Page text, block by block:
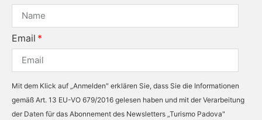
Email
Mit dem Klick auf „Anmelden" erklären Sie, dass Sie die Informationen
gemäß Art. 13 EU-VO 679/2016 gelesen haben und mit der Verarbeitung
der Daten für das Abonnement des Newsletters „Turismo Padova"